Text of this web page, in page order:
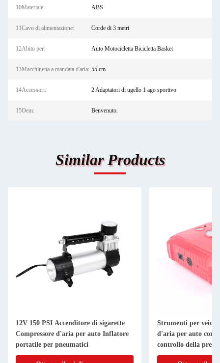
10Materiale: ABS
11Cavo di alimentazione: Corde di 3 metri
12Abito per: Auto Motocicletta Bicicletta Basket
13Macchinetta a mandata d'aria: 55 cm
14Accessori: 2 Adaptatori di ugello 1 ago sportivo
15Oem: Benvenuto.
Similar Products
12V 150 PSI Accenditore di sigarette
Compressore d'aria per auto Inflatore
portatile per pneumatici
Strumenti per
d'aria per auto con
controllo della